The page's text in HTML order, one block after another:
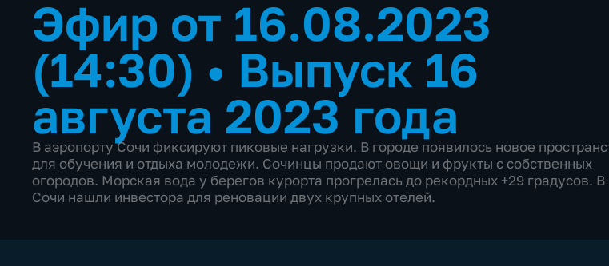
Эфир от 16.08.2023
(14:30) • Выпуск 16
августа 2023 года
В аэропорту Сочи фиксируют пиковые нагрузки. В городе появилось новое
для обучения и отдыха молодежи. Сочинцы продают овощи и фрукты с собственных
огородов. Морская вода у берегов курорта прогрелась до рекордных +29 градусов. В
Сочи нашли инвестора для реновации двух крупных отелей.